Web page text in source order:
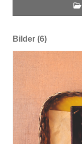
Bilder (6)